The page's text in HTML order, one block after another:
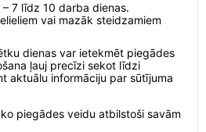
7 līdz 10 darba dienas.
vai mazāk steidzamiem
dienas var ietekmēt piegādes
ļauj precīzi sekot līdzi
aktuālu informāciju par sūtījuma
piegādes veidu atbilstoši savām